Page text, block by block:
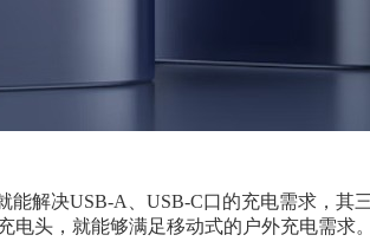
解决USB-A、USB-C口的充电需求，其
电头，就能够满足移动式的户外充电需求。